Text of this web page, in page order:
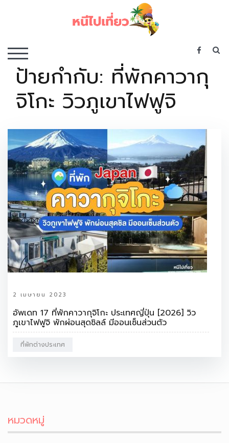
TOGGLE MOBILE MENU
ป้ายกำกับ: ที่พักคาวากุ
จิโกะ วิวภูเขาไฟฟูจิ
2 เมษายน 2023
อัพเดท 17 ที่พักคาวากุจิโกะ ประเทศญี่ปุ่น [2026] วิว
ภูเขาไฟฟูจิ พักผ่อนสุดชิลล์ มีออนเซ็นส่วนตัว
ที่พักต่างประเทศ
หมวดหมู่